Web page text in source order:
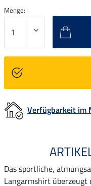
Menge:
Verfügbarkeit im
Das sportliche,
Langarmshirt